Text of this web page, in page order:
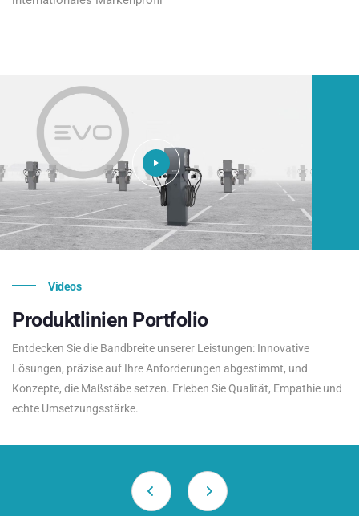
Videos
Produktlinien Portfolio
Entdecken Sie die Bandbreite unserer Leistungen: Innovative
Lösungen, präzise auf Ihre Anforderungen abgestimmt, und
Konzepte, die Maßstäbe setzen. Erleben Sie Qualität, Empathie und
echte Umsetzungsstärke.